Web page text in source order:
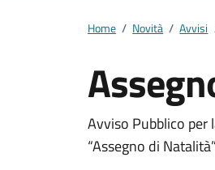
Home / Novità / Avvisi
Dettagli
Avviso Pubblico
“Assegno di